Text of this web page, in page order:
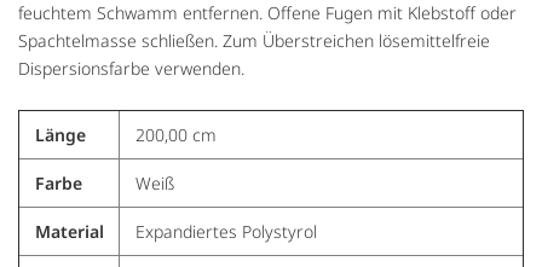
feuchtem Schwamm entfernen. Offene Fugen mit Klebstoff oder
Spachtelmasse schließen. Zum Überstreichen lösemittelfreie
Dispersionsfarbe verwenden.
Länge 200,00 cm
Farbe Weiß
Material Expandiertes Polystyrol